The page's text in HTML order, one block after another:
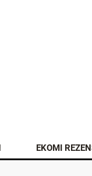
EKOMI